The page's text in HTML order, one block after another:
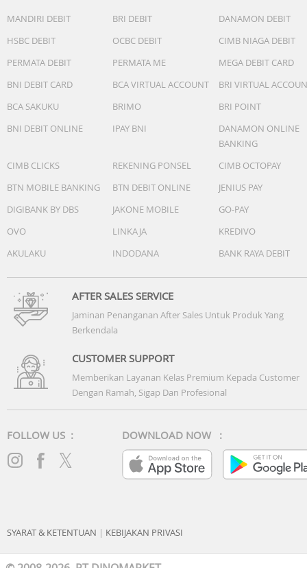
MANDIRI DEBIT BRI DEBIT
DANAMON DEBIT
HSBC DEBIT
OCBC DEBIT
CIMB NIAGA DEBIT
PERMATA DEBIT
PERMATA ME
MEGA DEBIT CARD
BNI DEBIT CARD
BCA VIRTUAL ACCOUNT
BRI VIRTUAL
BCA SAKUKU
BRIMO
BRI POINT
BNI DEBIT ONLINE
IPAY BNI
DANAMON ONLINE
BANKING
CIMB CLICKS
REKENING PONSEL
CIMB OCTOPAY
BTN MOBILE BANKING
BTN DEBIT ONLINE
JENIUS PAY
DIGIBANK BY DBS
JAKONE MOBILE
GO-PAY
OVO
LINKAJA
KREDIVO
AKULAKU
INDODANA BANK RAYA DEBIT
AFTER SALES SERVICE
Jaminan Penanganan After Sales Untuk Produk Yang
Berkendala
CUSTOMER SUPPORT
Memberikan Layanan Kelas Premium Kepada Customer
Dengan Ramah, Sigap Dan Profesional
FOLLOW US : DOWNLOAD NOW :
SYARAT & KETENTUAN | KEBIJAKAN PRIVASI